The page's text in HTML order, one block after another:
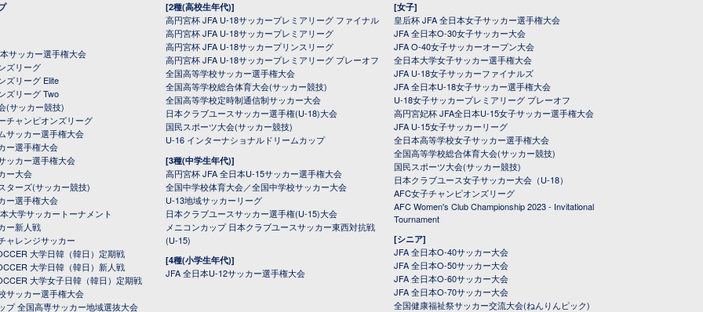
サッカー選手権大会
ズリーグ
ズリーグ Elite
ズリーグ Two
(サッカー競技)
チャンピオンズリーグ
サッカー選手権大会
ー選手権大会
ッカー選手権大会
ー大会
ターズ(サッカー競技)
ー選手権大会
大学サッカートーナメント
ー新人戦
ャレンジサッカー
大学日韓（韓日）定期戦
大学日韓（韓日）新人戦
大学女子日韓（韓日）定期戦
サッカー選手権大会
プ 全国高専サッカー地域選抜大会
[2種(高校生年代)]
高円宮杯 JFA U-18サッカープレミアリーグ ファイナル
高円宮杯 JFA U-18サッカープレミアリーグ
高円宮杯 JFA U-18サッカープリンスリーグ
高円宮杯 JFA U-18サッカープレミアリーグ プレーオフ
全国高等学校サッカー選手権大会
全国高等学校総合体育大会(サッカー競技)
全国高等学校定時制通信制サッカー大会
日本クラブユースサッカー選手権(U-18)大会
国民スポーツ大会(サッカー競技)
U-16 インターナショナルドリームカップ
[3種(中学生年代)]
高円宮杯 JFA 全日本U-15サッカー選手権大会
全国中学校体育大会／全国中学校サッカー大会
U-13地域サッカーリーグ
日本クラブユースサッカー選手権(U-15)大会
メニコンカップ 日本クラブユースサッカー東西対抗戦
(U-15)
[4種(小学生年代)]
JFA 全日本U-12サッカー選手権大会
[女子]
皇后杯 JFA 全日本女子サッカー選手権大会
JFA 全日本O-30女子サッカー大会
JFA O-40女子サッカーオープン大会
全日本大学女子サッカー選手権大会
JFA U-18女子サッカーファイナルズ
JFA 全日本U-18女子サッカー選手権大会
U-18女子サッカープレミアリーグ プレーオフ
高円宮妃杯 JFA全日本U-15女子サッカー選手権大会
JFA U-15女子サッカーリーグ
全日本高等学校女子サッカー選手権大会
全国高等学校総合体育大会(サッカー競技)
国民スポーツ大会(サッカー競技)
日本クラブユース女子サッカー大会（U-18）
AFC女子チャンピオンズリーグ
AFC Women's Club Championship 2023 - Invitational
Tournament
[シニア]
JFA 全日本O-40サッカー大会
JFA 全日本O-50サッカー大会
JFA 全日本O-60サッカー大会
JFA 全日本O-70サッカー大会
全国健康福祉祭サッカー交流大会(ねんりんピック)